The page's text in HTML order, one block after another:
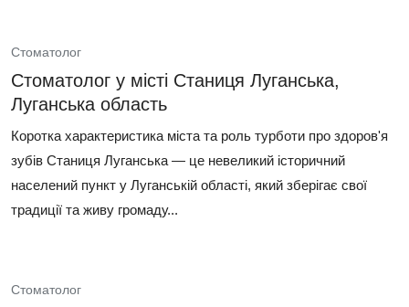
Стоматолог
Стоматолог у місті Станиця Луганська,
Луганська область
Коротка характеристика міста та роль турботи про здоров'я
зубів Станиця Луганська — це невеликий історичний
населений пункт у Луганській області, який зберігає свої
традиції та живу громаду...
Стоматолог